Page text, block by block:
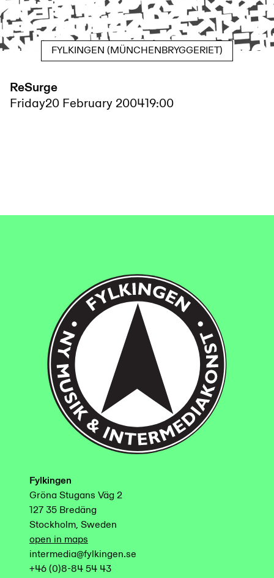
FYLKINGEN (MÜNCHENBRYGGERIET)
ReSurge
Friday20 February 200419:00
Fylkingen
Gröna Stugans Väg 2
127 35 Bredäng
Stockholm, Sweden
open in maps
intermedia@fylkingen.se
+46 (0)8-84 54 43